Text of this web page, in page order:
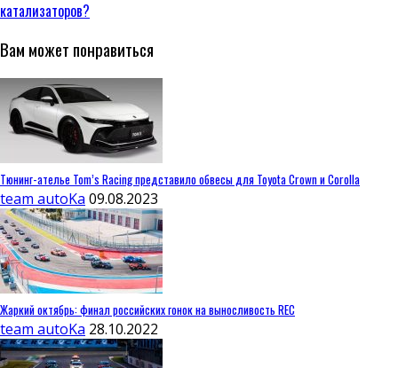
катализаторов?
Вам может понравиться
Тюнинг-ателье Tom’s Racing представило обвесы для Toyota Crown и Corolla
team autoKa 09.08.2023
Жаркий октябрь: финал российских гонок на выносливость REC
team autoKa 28.10.2022